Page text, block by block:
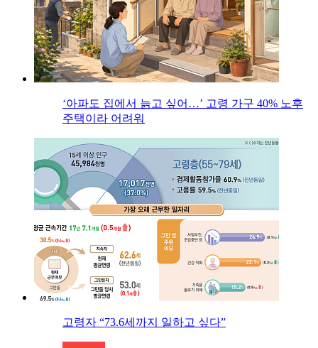
‘아파도 집에서 늙고 싶어…’ 고령 가구 40% 노후
주택이라 어려워
고령자 “73.6세까지 일하고 싶다”